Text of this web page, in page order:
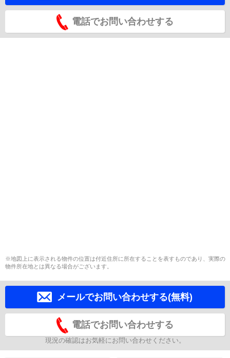
電話でお問い合わせする
※地図上に表示される物件の位置は付近住所に所在することを表すものであり、実際の
物件所在地とは異なる場合がございます。
メールでお問い合わせする(無料)
電話でお問い合わせする
現況の確認はお気軽にお問い合わせください。